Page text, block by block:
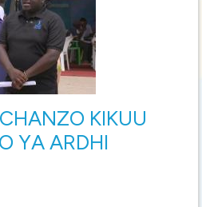
KIKUU
YA ARDHI